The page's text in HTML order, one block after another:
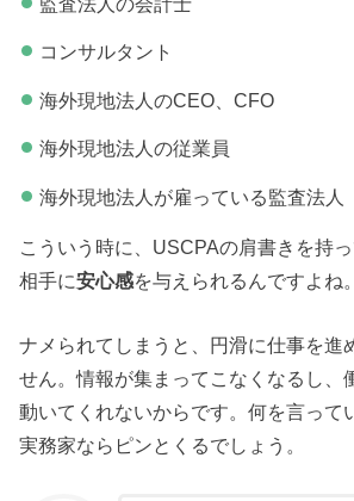
コンサルタント
海外現地法人のCEO、CFO
海外現地法人の従業員
海外現地法人が雇っている監査法人
こういう時に、USCPAの肩書きを持
相手に安心感を与えられるんですよね。
ナメられてしまうと、円滑に仕事を進
せん。情報が集まってこなくなるし、
動いてくれないからです。何を言って
実務家ならピンとくるでしょう。